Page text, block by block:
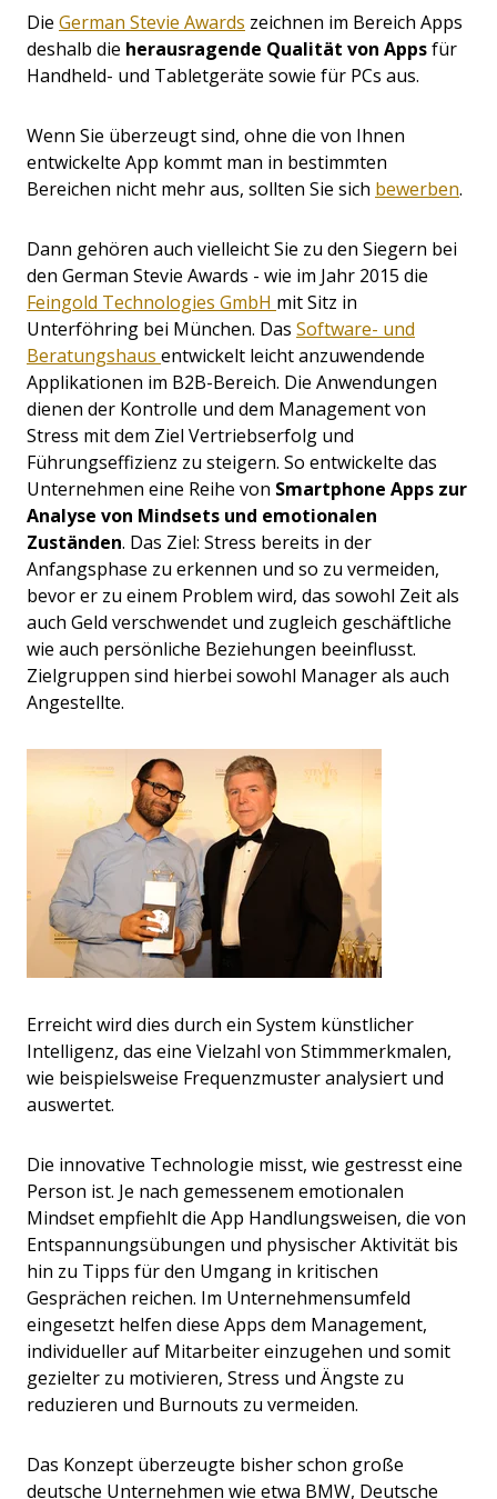
Die German Stevie Awards zeichnen im Bereich Apps
deshalb die herausragende Qualität von Appsfür
Handheld- und Tabletgeräte sowie für PCs aus.
Wenn Sie überzeugt sind, ohne die von Ihnen
entwickelte App kommt man in bestimmten
Bereichen nicht mehr aus, sollten Sie sich bewerben.
Dann gehören auch vielleicht Sie zu den Siegern bei
den German Stevie Awards - wie im Jahr 2015 die
Feingold Technologies GmbH mit Sitz in
Unterföhring bei München. Das Software- und
Beratungshaus entwickelt leicht anzuwendende
Applikationen im B2B-Bereich. Die Anwendungen
dienen der Kontrolle und dem Management von
Stress mit dem Ziel Vertriebserfolg und
Führungseffizienz zu steigern. So entwickelte das
Unternehmen eine Reihe von Smartphone Apps zur
Analyse von Mindsets und emotionalen
Zuständen. Das Ziel: Stress bereits in der
Anfangsphase zu erkennen und so zu vermeiden,
bevor er zu einem Problem wird, das sowohl Zeit als
auch Geld verschwendet und zugleich geschäftliche
wie auch persönliche Beziehungen beeinflusst.
Zielgruppen sind hierbei sowohl Manager als auch
Angestellte.
Erreicht wird dies durch ein System künstlicher
Intelligenz, das eine Vielzahl von Stimmmerkmalen,
wie beispielsweise Frequenzmuster analysiert und
auswertet.
Die innovative Technologie misst, wie gestresst eine
Person ist. Je nach gemessenem emotionalen
Mindset empfiehlt die App Handlungsweisen, die von
Entspannungsübungen und physischer Aktivität bis
hin zu Tipps für den Umgang in kritischen
Gesprächen reichen. Im Unternehmensumfeld
eingesetzt helfen diese Apps dem Management,
individueller auf Mitarbeiter einzugehen und somit
gezielter zu motivieren, Stress und Ängste zu
reduzieren und Burnouts zu vermeiden.
Das Konzept überzeugte bisher schon große
deutsche Unternehmen wie etwa BMW, Deutsche